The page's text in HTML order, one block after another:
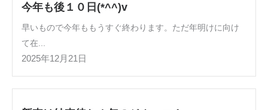
今年も後１０日(*^^)v
早いもので今年ももうすぐ終わります。ただ年明けに向け
て在...
2025年12月21日